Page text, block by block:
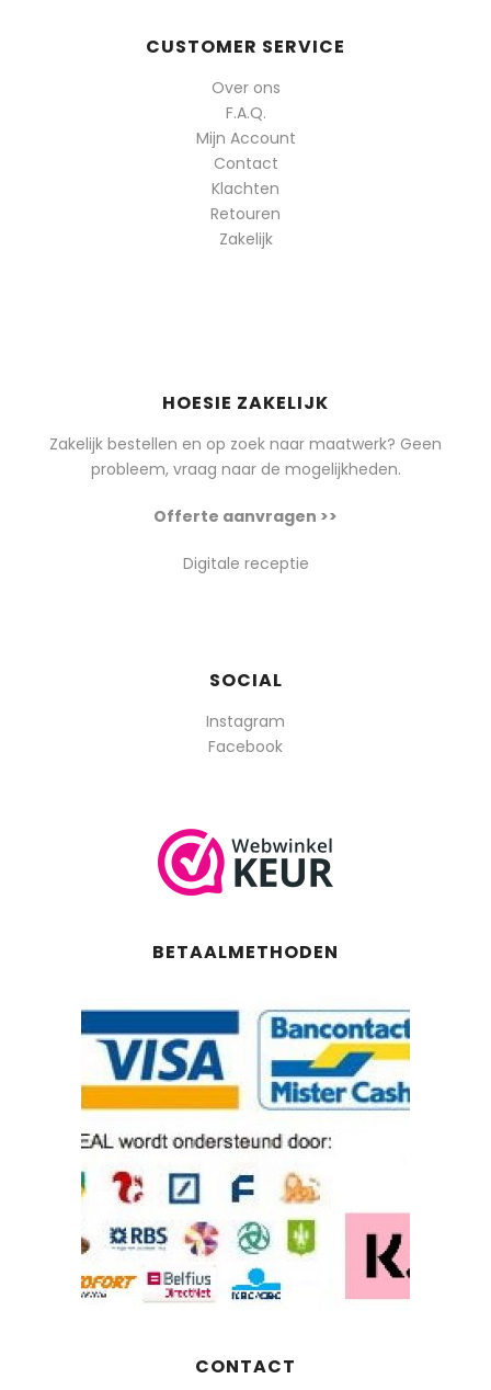
CUSTOMER SERVICE
Over ons
F.A.Q.
Mijn Account
Contact
Klachten
Retouren
Zakelijk
HOESIE ZAKELIJK
Zakelijk bestellen en op zoek naar maatwerk? Geen
probleem, vraag naar de mogelijkheden.
Offerte aanvragen >>
Digitale receptie
SOCIAL
Instagram
Facebook
BETAALMETHODEN
CONTACT